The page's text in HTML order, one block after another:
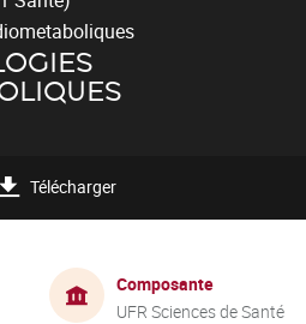
Télécharger
Composante
UFR Sciences de Santé